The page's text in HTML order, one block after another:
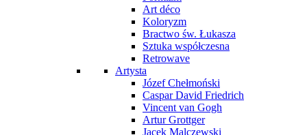
Art déco
Koloryzm
Bractwo św. Łukasza
Sztuka współczesna
Retrowave
Artysta
Józef Chełmoński
Caspar David Friedrich
Vincent van Gogh
Artur Grottger
Jacek Malczewski